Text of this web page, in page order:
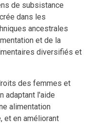
de subsistance
dans les
ancestrales
et de la
diversifiés et
des femmes et
adaptant l'aide
alimentation
et en améliorant